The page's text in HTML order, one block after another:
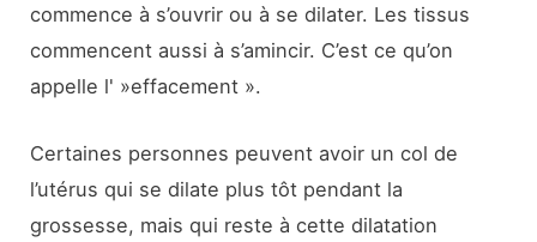
commence à s’ouvrir ou à se dilater. Les tissus
commencent aussi à s’amincir. C’est ce qu’on
appelle l' »effacement ».
Certaines personnes peuvent avoir un col de
l’utérus qui se dilate plus tôt pendant la
grossesse, mais qui reste à cette dilatation